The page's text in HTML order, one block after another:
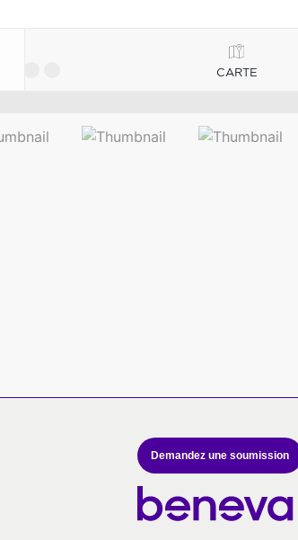
CARTE
Demandez une soumission